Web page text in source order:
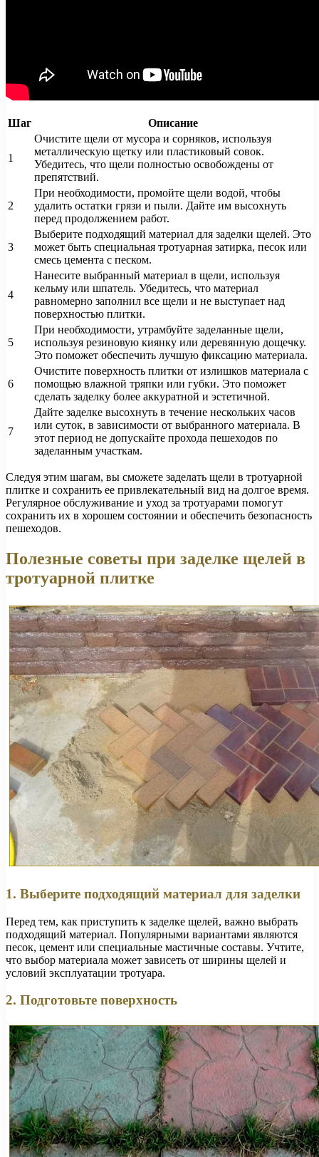
Шаг Описание
1
Очистите щели от мусора и сорняков, используя
металлическую щетку или пластиковый совок.
Убедитесь, что щели полностью освобождены от
препятствий.
2
При необходимости, промойте щели водой, чтобы
удалить остатки грязи и пыли. Дайте им высохнуть
перед продолжением работ.
3
Выберите подходящий материал для заделки щелей. Это
может быть специальная тротуарная затирка, песок или
смесь цемента с песком.
4
Нанесите выбранный материал в щели, используя
кельму или шпатель. Убедитесь, что материал
равномерно заполнил все щели и не выступает над
поверхностью плитки.
5
При необходимости, утрамбуйте заделанные щели,
используя резиновую киянку или деревянную дощечку.
Это поможет обеспечить лучшую фиксацию материала.
6
Очистите поверхность плитки от излишков материала с
помощью влажной тряпки или губки. Это поможет
сделать заделку более аккуратной и эстетичной.
7
Дайте заделке высохнуть в течение нескольких часов
или суток, в зависимости от выбранного материала. В
этот период не допускайте прохода пешеходов по
заделанным участкам.
Следуя этим шагам, вы сможете заделать щели в тротуарной
плитке и сохранить ее привлекательный вид на долгое время.
Регулярное обслуживание и уход за тротуарами помогут
сохранить их в хорошем состоянии и обеспечить безопасность
пешеходов.
Полезные советы при заделке щелей в
тротуарной плитке
1. Выберите подходящий материал для заделки
Перед тем, как приступить к заделке щелей, важно выбрать
подходящий материал. Популярными вариантами являются
песок, цемент или специальные мастичные составы. Учтите,
что выбор материала может зависеть от ширины щелей и
условий эксплуатации тротуара.
2. Подготовьте поверхность